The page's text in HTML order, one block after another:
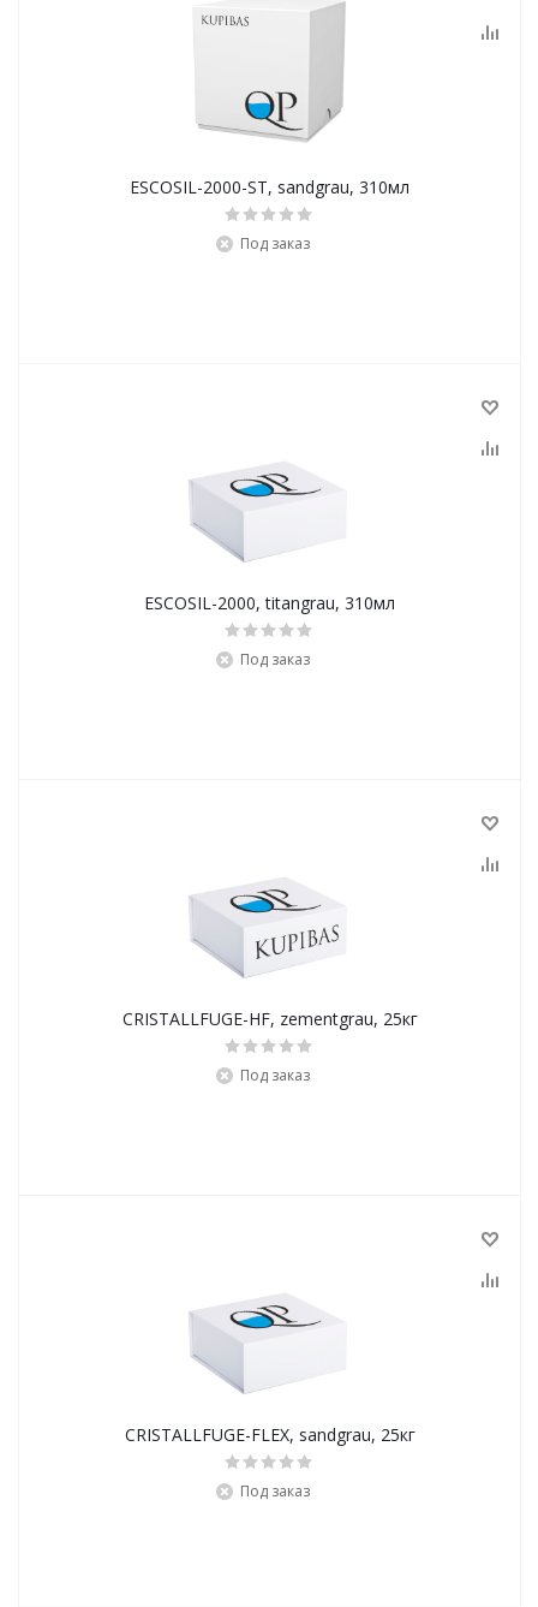
ESCOSIL-2000-ST, sandgrau, 310мл
Под заказ
ESCOSIL-2000, titangrau, 310мл
Под заказ
CRISTALLFUGE-HF, zementgrau, 25кг
Под заказ
CRISTALLFUGE-FLEX, sandgrau, 25кг
Под заказ